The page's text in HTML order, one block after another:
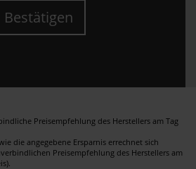
Bestätigen
Preisempfehlung des Herstellers am Tag
die angegebene Ersparnis errechnet sich
Preisempfehlung des Herstellers am